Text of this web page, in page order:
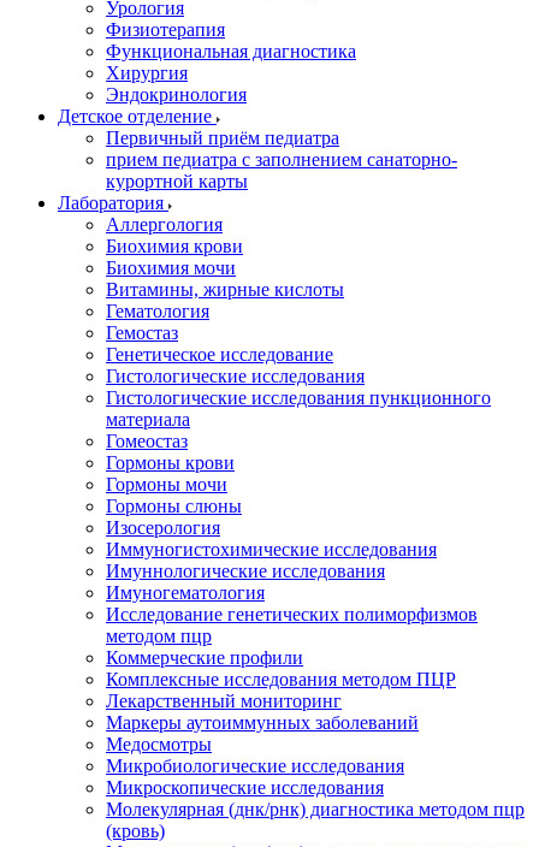
Урология
Физиотерапия
Функциональная диагностика
Хирургия
Эндокринология
Детское отделение
Первичный приём педиатра
прием педиатра с заполнением санаторно-
курортной карты
Лаборатория
Аллергология
Биохимия крови
Биохимия мочи
Витамины, жирные кислоты
Гематология
Гемостаз
Генетическое исследование
Гистологические исследования
Гистологические исследования пункционного
материала
Гомеостаз
Гормоны крови
Гормоны мочи
Гормоны слюны
Изосерология
Иммуногистохимические исследования
Имуннологические исследования
Имуногематология
Исследование генетических полиморфизмов
методом пцр
Коммерческие профили
Комплексные исследования методом ПЦР
Лекарственный мониторинг
Маркеры аутоиммунных заболеваний
Медосмотры
Микробиологические исследования
Микроскопические исследования
Молекулярная (днк/рнк) диагностика методом пцр
(кровь)